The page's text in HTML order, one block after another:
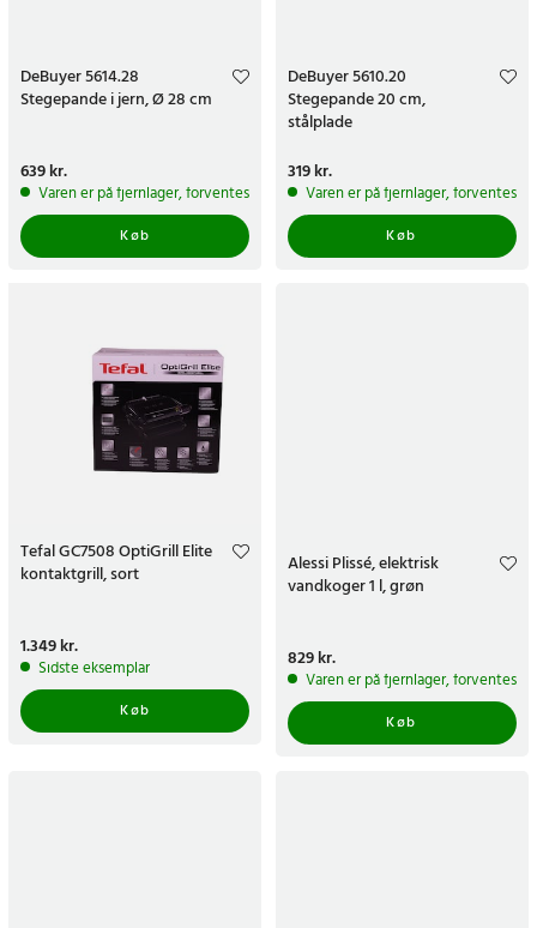
DeBuyer 5614.28
Stegepande i jern, Ø 28 cm
Pris:639 kr.
639 kr.
Varen er på fjernlager, forventes at blive sendt inden for 5-7 hverdage
Køb
DeBuyer 5610.20
Stegepande 20 cm,
stålplade
Pris:319 kr.
319 kr.
Varen er på fjernlager, forventes
Køb
Tefal GC7508 OptiGrill Elite
kontaktgrill, sort
Pris:1.349 kr.
1.349 kr.
Sidste eksemplar
Køb
Alessi Plissé, elektrisk
vandkoger 1 l, grøn
Pris:829 kr.
829 kr.
Varen er på fjernlager, forventes
Køb